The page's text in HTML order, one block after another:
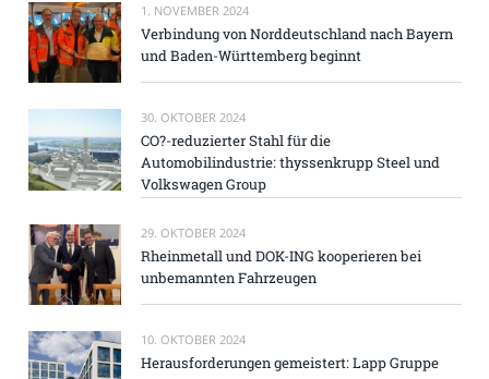
1. NOVEMBER 2024
Verbindung von Norddeutschland nach Bayern
und Baden-Württemberg beginnt
30. OKTOBER 2024
CO?-reduzierter Stahl für die
Automobilindustrie: thyssenkrupp Steel und
Volkswagen Group
29. OKTOBER 2024
Rheinmetall und DOK-ING kooperieren bei
unbemannten Fahrzeugen
10. OKTOBER 2024
Herausforderungen gemeistert: Lapp Gruppe